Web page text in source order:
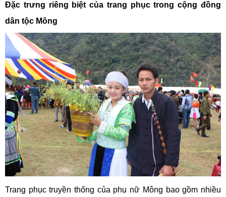
Đặc trưng riêng biệt của trang phục trong cộng đồng
dân tộc Mông
Trang phục truyền thống của phụ nữ Mông bao gồm nhiều